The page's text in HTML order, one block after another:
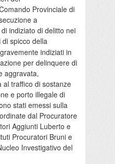
Provinciale di
a
indiziato di delitto nei
di spicco della
indiziati in
per delinquere di
aggravata,
al traffico di sostanze
e porto illegale di
stati emessi sulla
dal Procuratore
Aggiunti Luberto e
Procuratori Bruni e
Investigativo del